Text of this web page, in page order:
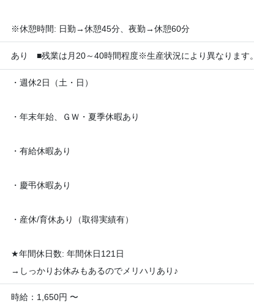
※休憩時間: 日勤→休憩45分、夜勤→休憩60分
あり ■残業は月20～40時間程度※生産状況により異なります。
・週休2日（土・日）
・年末年始、ＧＷ・夏季休暇あり
・有給休暇あり
・慶弔休暇あり
・産休/育休あり（取得実績有）
★年間休日数: 年間休日121日
→しっかりお休みもあるのでメリハリあり ♪
時給：1,650円 〜